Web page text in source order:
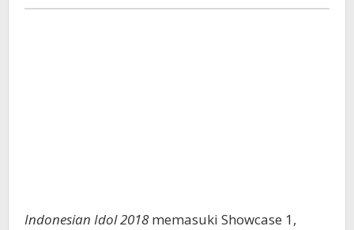
Admin
Indonesian Idol 2018memasuki Showcase 1,